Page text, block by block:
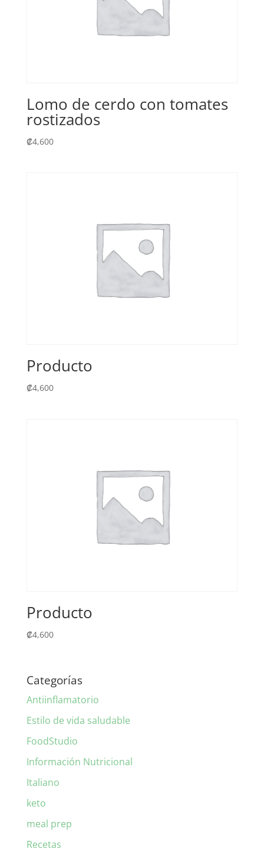
Lomo de cerdo con tomates
rostizados
₡4,600
Producto
₡4,600
Producto
₡4,600
Categorías
Antiinflamatorio
Estilo de vida saludable
FoodStudio
Información Nutricional
Italiano
keto
meal prep
Recetas